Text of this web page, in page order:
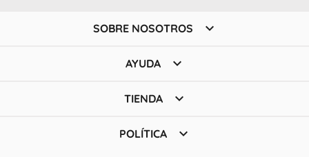
SOBRE NOSOTROS 
AYUDA 
TIENDA 
POLÍTICA 